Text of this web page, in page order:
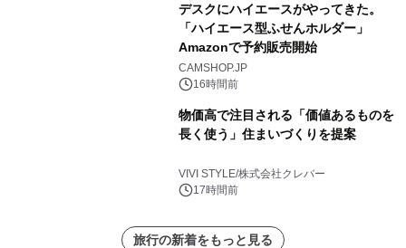
デスクにハイエースがやってきた。
「ハイエース型ふせんホルダー」
Amazonで予約販売開始
CAMSHOP.JP
16時間前
物価高で注目される「価値あるものを
長く使う」住まいづくりを提案
VIVI STYLE/株式会社クレバー
17時間前
旅行の新着をもっと見る